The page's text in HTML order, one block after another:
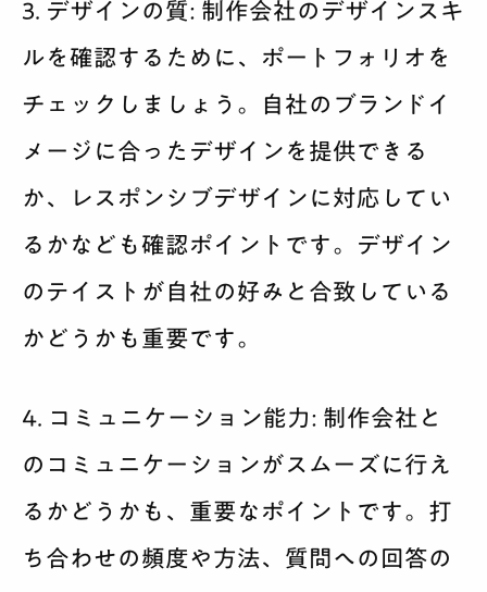
3. デザインの質: 制作会社のデザインスキ
ルを確認するために、ポートフォリオを
チェックしましょう。自社のブランドイ
メージに合ったデザインを提供できる
か、レスポンシブデザインに対応してい
るかなども確認ポイントです。デザイン
のテイストが自社の好みと合致している
かどうかも重要です。
4. コミュニケーション能力: 制作会社と
のコミュニケーションがスムーズに行え
るかどうかも、重要なポイントです。打
ち合わせの頻度や方法、質問への回答の